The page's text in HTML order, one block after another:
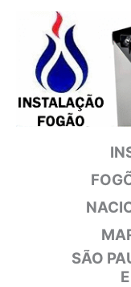
conteúdo
SÃO